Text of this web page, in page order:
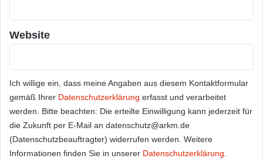
Website
Ich willige ein, dass meine Angaben aus diesem Kontaktformular
gemäß Ihrer Datenschutzerklärung erfasst und verarbeitet
werden. Bitte beachten: Die erteilte Einwilligung kann jederzeit für
die Zukunft per E-Mail an datenschutz@arkm.de
(Datenschutzbeauftragter) widerrufen werden. Weitere
Informationen finden Sie in unserer Datenschutzerklärung